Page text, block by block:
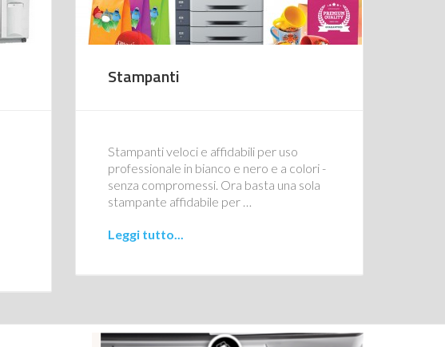
Stampanti
Stampanti veloci e affidabili per uso
professionale in bianco e nero e a colori -
senza compromessi. Ora basta una sola
stampante affidabile per …
Leggi tutto...